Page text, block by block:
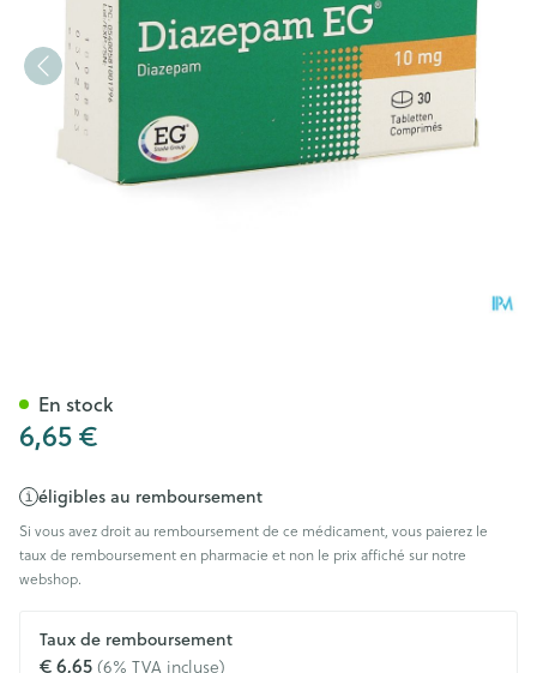
6,65 €
éligibles au remboursement
Si vous avez droit au remboursement de ce médicament, vous paierez le
taux de remboursement en pharmacie et non le prix affiché sur notre
webshop.
Taux de remboursement
€ 6,65 (6% TVA incluse)
En stock